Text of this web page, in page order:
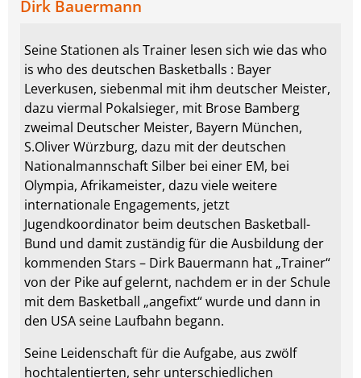
Dirk Bauermann
Seine Stationen als Trainer lesen sich wie das who
is who des deutschen Basketballs : Bayer
Leverkusen, siebenmal mit ihm deutscher Meister,
dazu viermal Pokalsieger, mit Brose Bamberg
zweimal Deutscher Meister, Bayern München,
S.Oliver Würzburg, dazu mit der deutschen
Nationalmannschaft Silber bei einer EM, bei
Olympia, Afrikameister, dazu viele weitere
internationale Engagements, jetzt
Jugendkoordinator beim deutschen Basketball-
Bund und damit zuständig für die Ausbildung der
kommenden Stars – Dirk Bauermann hat „Trainer“
von der Pike auf gelernt, nachdem er in der Schule
mit dem Basketball „angefixt“ wurde und dann in
den USA seine Laufbahn begann.
Seine Leidenschaft für die Aufgabe, aus zwölf
hochtalentierten, sehr unterschiedlichen